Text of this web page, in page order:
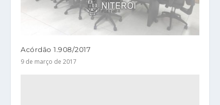
Acórdão 1.908/2017
9 de março de 2017